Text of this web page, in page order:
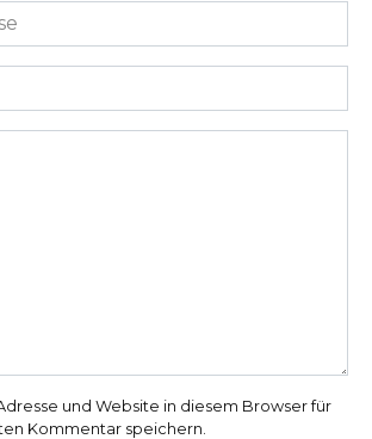
und Website in diesem Browser für
Kommentar speichern.